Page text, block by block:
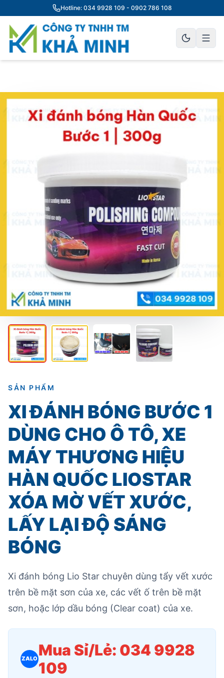
Hotline: 034 9928 109 - 0902 786 108
SẢN PHẨM
XI ĐÁNH BÓNG BƯỚC 1
DÙNG CHO Ô TÔ, XE
MÁY THƯƠNG HIỆU
HÀN QUỐC LIOSTAR
XÓA MỜ VẾT XƯỚC,
LẤY LẠI ĐỘ SÁNG
BÓNG
Xi đánh bóng Lio Star chuyên dùng tẩy vết xước
trên bề mặt sơn của xe, các vết ố trên bề mặt
sơn, hoặc lớp dầu bóng (Clear coat) của xe.
ZALO Mua Sỉ/Lẻ: 034 9928
109